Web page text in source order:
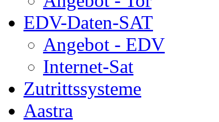
EDV-Daten-SAT
Angebot - EDV
Internet-Sat
Zutrittssysteme
Aastra